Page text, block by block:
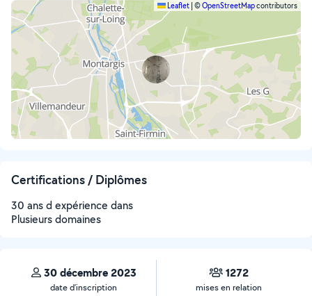
Leaflet ©OpenStreetMapcontributors
Certifications / Diplômes
30 ans d expérience dans
Plusieurs domaines
30 décembre 2023
date d’inscription
1272
mises en relation